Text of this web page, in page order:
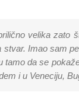
velika zato
stvar. Imao sam
tamo da se
i u Veneciju,